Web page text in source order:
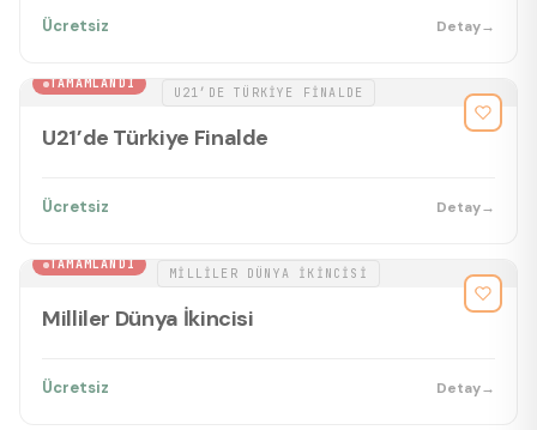
Ücretsiz Detay→
U21’DE TÜRKIYE FINALDE
TAMAMLANDI
BASKETBOL
U21’de Türkiye Finalde
Ücretsiz Detay→
MILLILER DÜNYA İKINCISI
TAMAMLANDI
BASKETBOL
Milliler Dünya İkincisi
Ücretsiz Detay→